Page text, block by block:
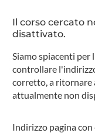
Il corso cercato
disattivato.
Siamo spiacenti per
controllare
corretto, a ritornare
attualmente non
Indirizzo pagina con